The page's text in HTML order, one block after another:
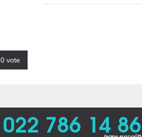
0 vote
022 786 14 86